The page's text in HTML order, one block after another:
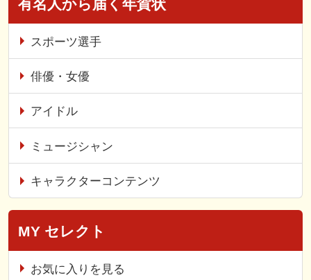
有名人から届く年賀状
スポーツ選手
俳優・女優
アイドル
ミュージシャン
キャラクターコンテンツ
MY セレクト
お気に入りを見る